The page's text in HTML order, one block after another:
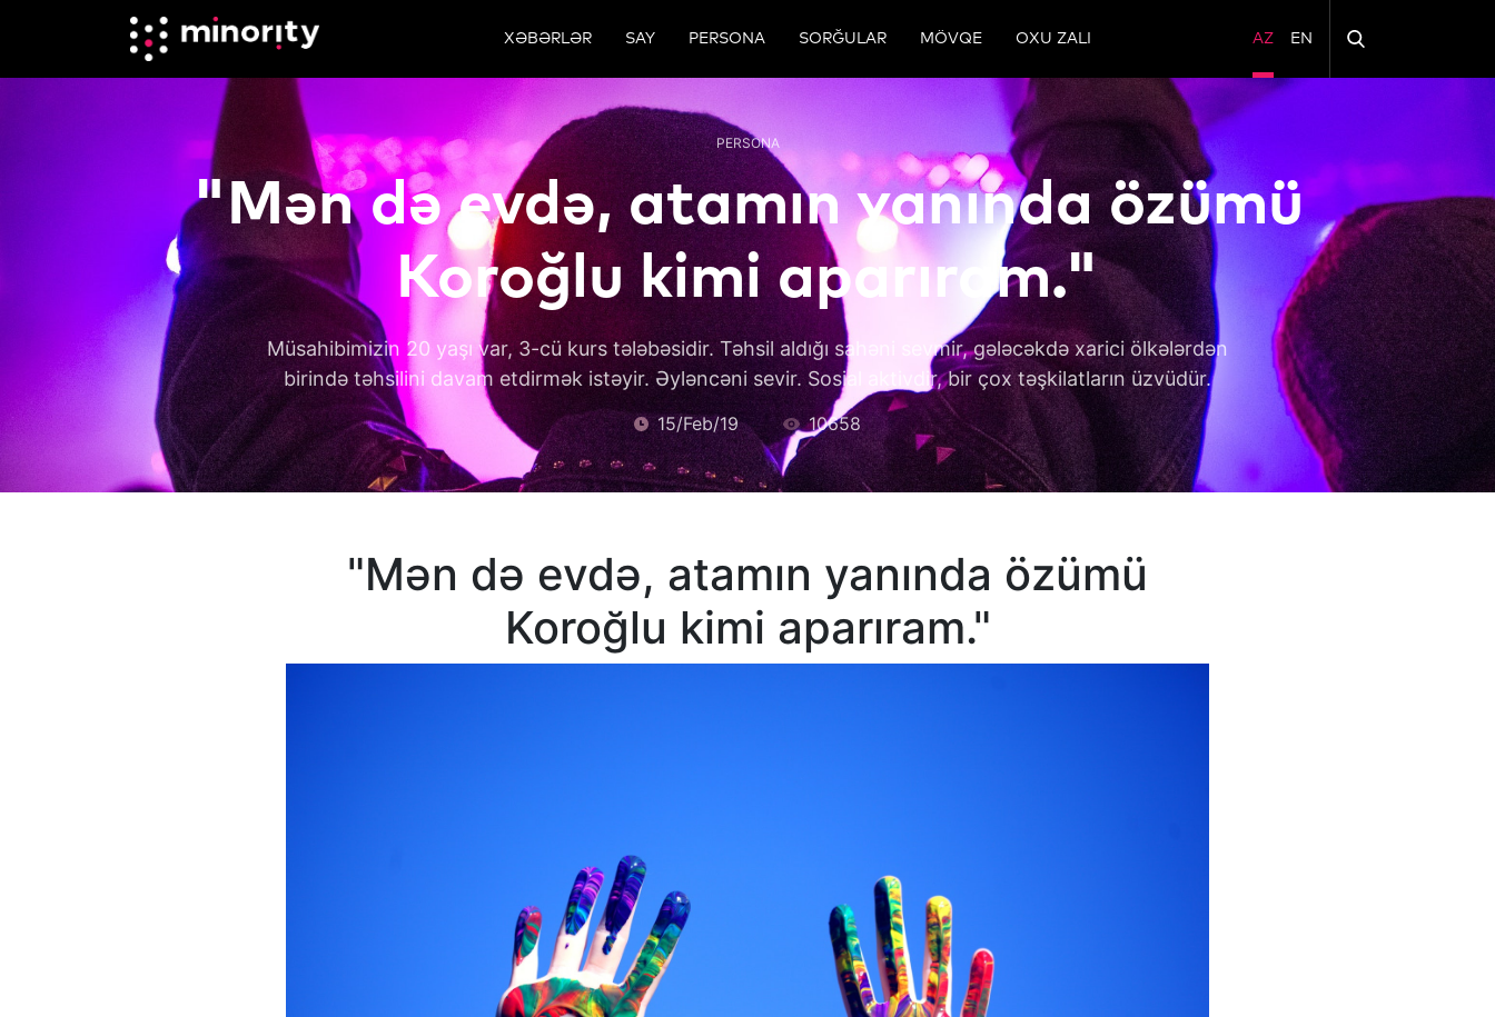
XƏBƏRLƏR SAY PERSONA SORĞULAR MÖVQE OXU ZALI AZ EN
PERSONA
"Mən də evdə, atamın yanında özümü
Koroğlu kimi aparıram."
Müsahibimizin 20 yaşı var, 3-cü kurs tələbəsidir. Təhsil aldığı sahəni sevmir, gələcəkdə xarici ölkələrdən
birində təhsilini davam etdirmək istəyir. Əyləncəni sevir. Sosial aktivdir, bir çox təşkilatların üzvüdür.
15/Feb/19 10658
"Mən də evdə, atamın yanında özümü
Koroğlu kimi aparıram."